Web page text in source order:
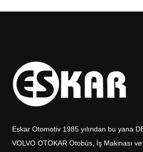
Eskar Otomotiv 1985 yılından bu yana
VOLVO OTOKAR Otobüs, İş Makinası